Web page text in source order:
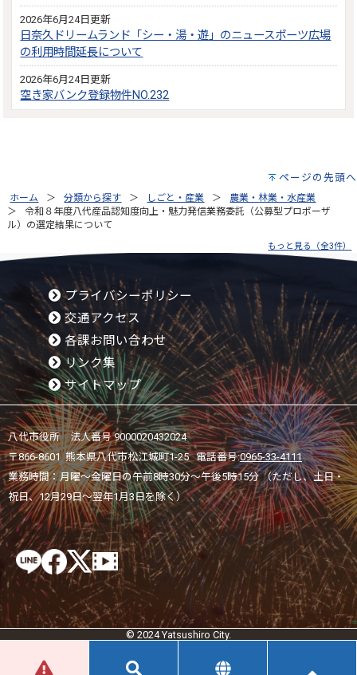
2026年6月24日更新
日奈久ドリームランド「シー・湯・遊」のニュースポーツ広場
の利用時間延長について
2026年6月24日更新
空き家バンク登録物件NO.232
ページの先頭へ
ホーム 分類から探す しごと・産業
農業・林業・水産業
令和８年度八代産品認知度向上・魅力発信業務委託（公募型プロポーザ
ル）の選定結果について
もっと見る（全3件）
プライバシーポリシー
交通アクセス
各課お問い合わせ
リンク集
サイトマップ
八代市役所 法人番号 9000020432024
〒866-8601 熊本県八代市松江城町1-25 電話番号:0965-33-4111
業務時間：月曜～金曜日の午前8時30分～午後5時15分 （ただし、土日・
祝日、12月29日～翌年1月3日を除く）
© 2024 Yatsushiro City.